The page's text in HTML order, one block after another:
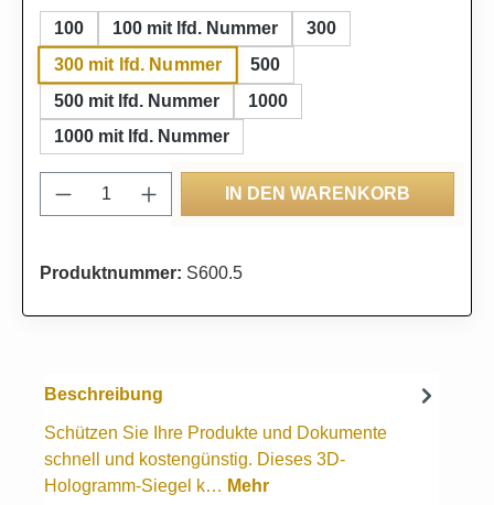
100 100 mit lfd. Nummer 300
300 mit lfd. Nummer
500
500 mit lfd. Nummer
1000
1000 mit lfd. Nummer
Produkt Anzahl: Gib den gewünschten
IN DEN WARENKORB
Produktnummer: S600.5
Beschreibung
Schützen Sie Ihre Produkte und Dokumente
schnell und kostengünstig. Dieses 3D-
Hologramm-Siegel k… Mehr